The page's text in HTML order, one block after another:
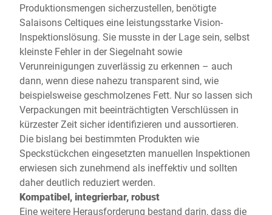
Produktionsmengen sicherzustellen, benötigte
Salaisons Celtiques eine leistungsstarke Vision-
Inspektionslösung. Sie musste in der Lage sein, selbst
kleinste Fehler in der Siegelnaht sowie
Verunreinigungen zuverlässig zu erkennen – auch
dann, wenn diese nahezu transparent sind, wie
beispielsweise geschmolzenes Fett. Nur so lassen sich
Verpackungen mit beeinträchtigten Verschlüssen in
kürzester Zeit sicher identifizieren und aussortieren.
Die bislang bei bestimmten Produkten wie
Speckstückchen eingesetzten manuellen Inspektionen
erwiesen sich zunehmend als ineffektiv und sollten
daher deutlich reduziert werden.
Kompatibel, integrierbar, robust
Eine weitere Herausforderung bestand darin, dass die